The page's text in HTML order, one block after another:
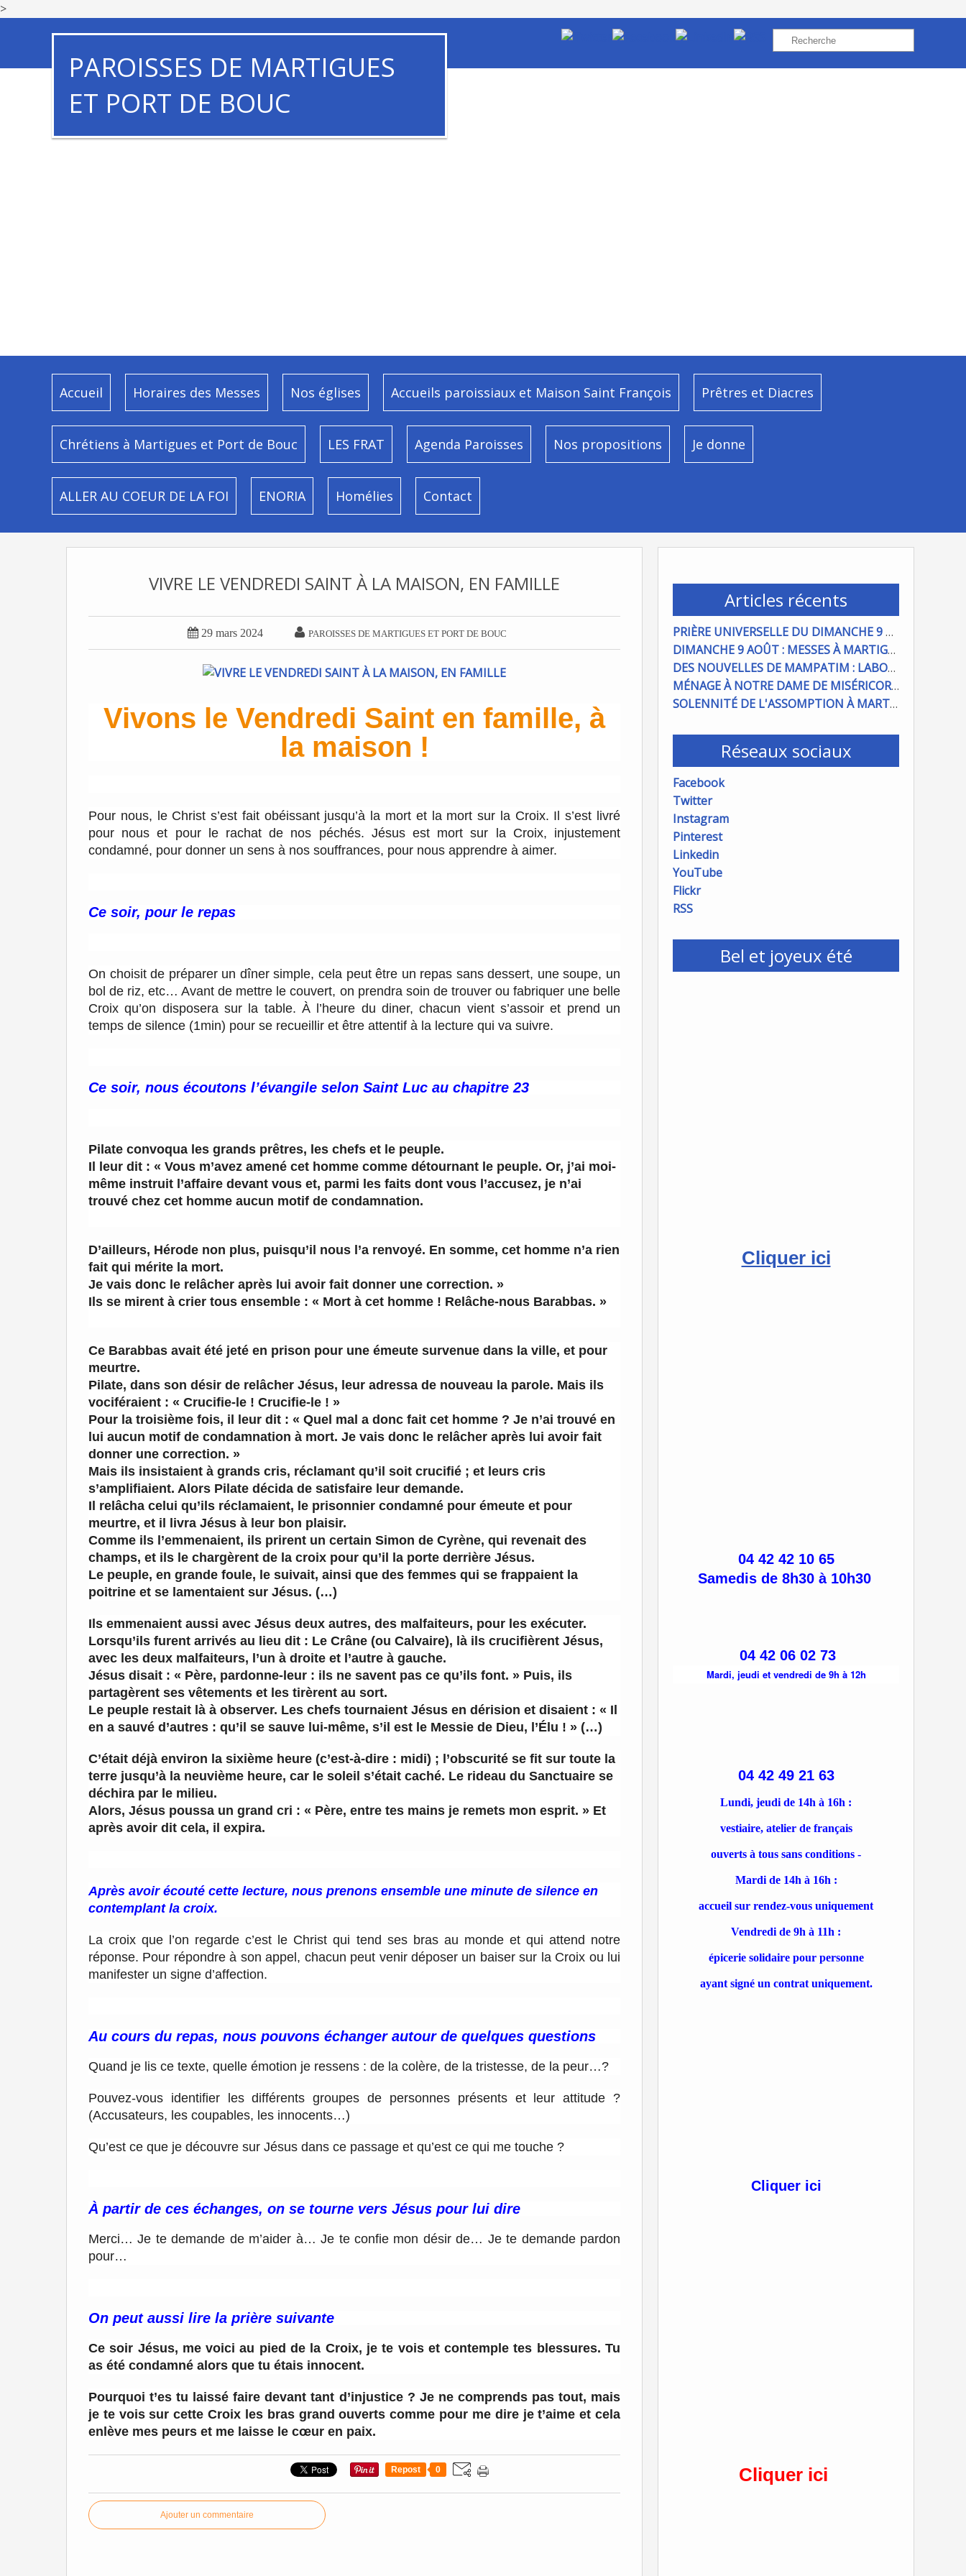
>
PAROISSES DE MARTIGUES
ET PORT DE BOUC
Accueil Horaires des Messes Nos églises Accueils paroissiaux et Maison Saint François Prêtres et Diacres
Chrétiens à Martigues et Port de Bouc LES FRAT Agenda Paroisses Nos propositions Je donne
ALLER AU COEUR DE LA FOI ENORIA Homélies Contact
Articles récents
PRIÈRE UNIVERSELLE DU DIMANCHE 9 AOÜT
DIMANCHE 9 AOÛT : MESSES À MARTIGUES ET PORT DE BOUC
DES NOUVELLES DE MAMPATIM : LABOUR DU CHAMP PAROISSIAL
MÉNAGE À NOTRE DAME DE MISÉRICORDE : ON COMPTE SUR VOUS !
SOLENNITÉ DE L'ASSOMPTION À MARTIGUES ET PORT DE BOUC
Réseaux sociaux
Facebook
Twitter
Instagram
Pinterest
Linkedin
YouTube
Flickr
RSS
Bel et joyeux été
Cliquer ici
04 42 42 10 65
Samedis de 8h30 à 10h30
04 42 06 02 73
Mardi, jeudi et vendredi de 9h à 12h
04 42 49 21 63
Lundi, jeudi de 14h à 16h :
vestiaire, atelier de français
ouverts à tous sans conditions -
Mardi de 14h à 16h :
accueil sur rendez-vous uniquement
Vendredi de 9h à 11h :
épicerie solidaire pour personne
ayant signé un contrat uniquement.
Cliquer ici
Cliquer ici
VIVRE LE VENDREDI SAINT À LA MAISON, EN FAMILLE
 29 mars 2024  PAROISSES DE MARTIGUES ET PORT DE BOUC
Vivons le Vendredi Saint en famille, à
la maison !
Pour nous, le Christ s’est fait obéissant jusqu’à la mort et la mort sur la Croix. Il s’est livré
pour nous et pour le rachat de nos péchés. Jésus est mort sur la Croix, injustement
condamné, pour donner un sens à nos souffrances, pour nous apprendre à aimer.
Ce soir, pour le repas
On choisit de préparer un dîner simple, cela peut être un repas sans dessert, une soupe, un
bol de riz, etc… Avant de mettre le couvert, on prendra soin de trouver ou fabriquer une belle
Croix qu’on disposera sur la table. À l’heure du diner, chacun vient s’assoir et prend un
temps de silence (1min) pour se recueillir et être attentif à la lecture qui va suivre.
Ce soir, nous écoutons l’évangile selon Saint Luc au chapitre 23
Pilate convoqua les grands prêtres, les chefs et le peuple.
Il leur dit : « Vous m’avez amené cet homme comme détournant le peuple. Or, j’ai moi-
même instruit l’affaire devant vous et, parmi les faits dont vous l’accusez, je n’ai
trouvé chez cet homme aucun motif de condamnation.
D’ailleurs, Hérode non plus, puisqu’il nous l’a renvoyé. En somme, cet homme n’a rien
fait qui mérite la mort.
Je vais donc le relâcher après lui avoir fait donner une correction. »
Ils se mirent à crier tous ensemble : « Mort à cet homme ! Relâche-nous Barabbas. »
Ce Barabbas avait été jeté en prison pour une émeute survenue dans la ville, et pour
meurtre.
Pilate, dans son désir de relâcher Jésus, leur adressa de nouveau la parole. Mais ils
vociféraient : « Crucifie-le ! Crucifie-le ! »
Pour la troisième fois, il leur dit : « Quel mal a donc fait cet homme ? Je n’ai trouvé en
lui aucun motif de condamnation à mort. Je vais donc le relâcher après lui avoir fait
donner une correction. »
Mais ils insistaient à grands cris, réclamant qu’il soit crucifié ; et leurs cris
s’amplifiaient. Alors Pilate décida de satisfaire leur demande.
Il relâcha celui qu’ils réclamaient, le prisonnier condamné pour émeute et pour
meurtre, et il livra Jésus à leur bon plaisir.
Comme ils l’emmenaient, ils prirent un certain Simon de Cyrène, qui revenait des
champs, et ils le chargèrent de la croix pour qu’il la porte derrière Jésus.
Le peuple, en grande foule, le suivait, ainsi que des femmes qui se frappaient la
poitrine et se lamentaient sur Jésus. (…)
Ils emmenaient aussi avec Jésus deux autres, des malfaiteurs, pour les exécuter.
Lorsqu’ils furent arrivés au lieu dit : Le Crâne (ou Calvaire), là ils crucifièrent Jésus,
avec les deux malfaiteurs, l’un à droite et l’autre à gauche.
Jésus disait : « Père, pardonne-leur : ils ne savent pas ce qu’ils font. » Puis, ils
partagèrent ses vêtements et les tirèrent au sort.
Le peuple restait là à observer. Les chefs tournaient Jésus en dérision et disaient : « Il
en a sauvé d’autres : qu’il se sauve lui-même, s’il est le Messie de Dieu, l’Élu ! » (…)
C’était déjà environ la sixième heure (c’est-à-dire : midi) ; l’obscurité se fit sur toute la
terre jusqu’à la neuvième heure, car le soleil s’était caché. Le rideau du Sanctuaire se
déchira par le milieu.
Alors, Jésus poussa un grand cri : « Père, entre tes mains je remets mon esprit. » Et
après avoir dit cela, il expira.
Après avoir écouté cette lecture, nous prenons ensemble une minute de silence en
contemplant la croix.
La croix que l’on regarde c’est le Christ qui tend ses bras au monde et qui attend notre
réponse. Pour répondre à son appel, chacun peut venir déposer un baiser sur la Croix ou lui
manifester un signe d’affection.
Au cours du repas, nous pouvons échanger autour de quelques questions
Quand je lis ce texte, quelle émotion je ressens : de la colère, de la tristesse, de la peur…?
Pouvez-vous identifier les différents groupes de personnes présents et leur attitude ?
(Accusateurs, les coupables, les innocents…)
Qu’est ce que je découvre sur Jésus dans ce passage et qu’est ce qui me touche ?
À partir de ces échanges, on se tourne vers Jésus pour lui dire
Merci… Je te demande de m’aider à… Je te confie mon désir de… Je te demande pardon
pour…
On peut aussi lire la prière suivante
Ce soir Jésus, me voici au pied de la Croix, je te vois et contemple tes blessures. Tu
as été condamné alors que tu étais innocent.
Pourquoi t’es tu laissé faire devant tant d’injustice ? Je ne comprends pas tout, mais
je te vois sur cette Croix les bras grand ouverts comme pour me dire je t’aime et cela
enlève mes peurs et me laisse le cœur en paix.
Repost 0
Ajouter un commentaire